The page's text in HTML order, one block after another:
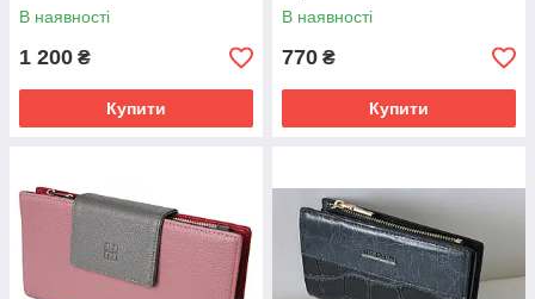
В наявності
1 200 ₴
Купити
В наявності
770 ₴
Купити